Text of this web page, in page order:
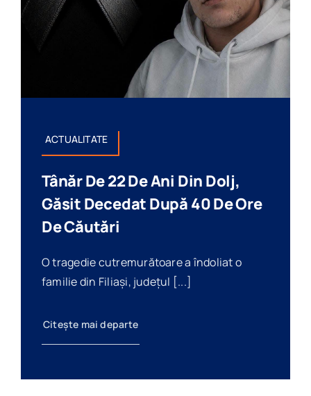
ACTUALITATE
Tânăr De 22 De Ani Din Dolj,
Găsit Decedat După 40 De Ore
De Căutări
O tragedie cutremurătoare a îndoliat o
familie din Filiași, județul [...]
Citește mai departe